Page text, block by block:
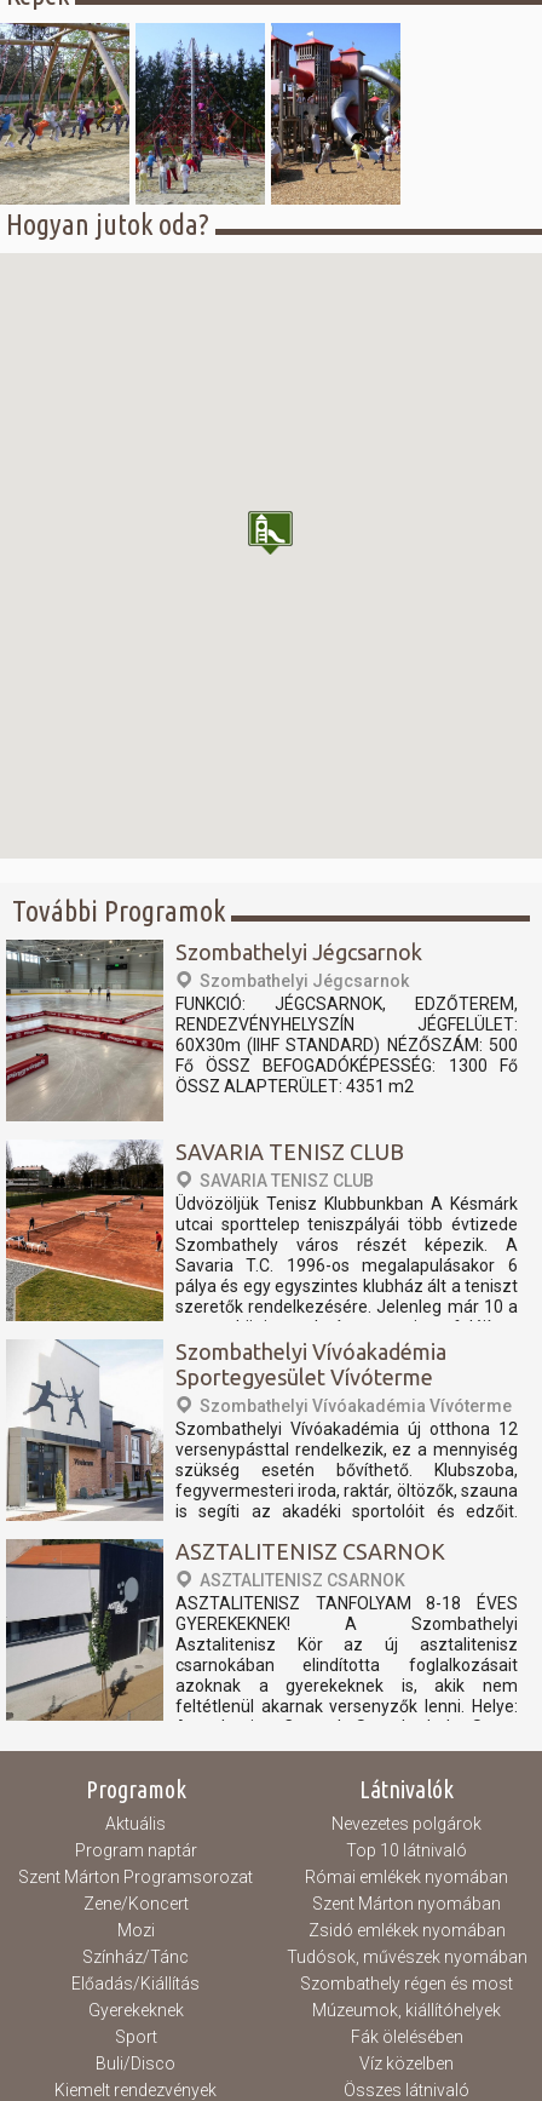
Hogyan jutok oda?
További Programok
Szombathelyi Jégcsarnok
Szombathelyi Jégcsarnok
FUNKCIÓ: JÉGCSARNOK, EDZŐTEREM,
RENDEZVÉNYHELYSZÍN JÉGFELÜLET:
60X30m (IIHF STANDARD) NÉZŐSZÁM: 500
Fő ÖSSZ BEFOGADÓKÉPESSÉG: 1300 Fő
ÖSSZ ALAPTERÜLET: 4351 m2
SAVARIA TENISZ CLUB
SAVARIA TENISZ CLUB
Üdvözöljük Tenisz Klubbunkban A Késmárk
utcai sporttelep teniszpályái több évtizede
Szombathely város részét képezik. A
Savaria T.C. 1996-os megalapulásakor 6
pálya és egy egyszintes klubház ált a teniszt
szeretők rendelkezésére. Jelenleg már 10 a
nemzetközi szabvány szerint felújított
teniszpályán és...
Szombathelyi Vívóakadémia
Sportegyesület Vívóterme
Szombathelyi Vívóakadémia Vívóterme
Szombathelyi Vívóakadémia új otthona 12
versenypásttal rendelkezik, ez a mennyiség
szükség esetén bővíthető. Klubszoba,
fegyvermesteri iroda, raktár, öltözők, szauna
is segíti az akadéki sportolóit és edzőit.
Zárva vasárnap Zárva hétfő...
ASZTALITENISZ CSARNOK
ASZTALITENISZ CSARNOK
ASZTALITENISZ TANFOLYAM 8-18 ÉVES
GYEREKEKNEK! A Szombathelyi
Asztalitenisz Kör az új asztalitenisz
csarnokában elindította foglalkozásait
azoknak a gyerekeknek is, akik nem
feltétlenül akarnak versenyzők lenni. Helye:
Asztaltenisz Csarnok Szombathely, Szent
László király utca 6. Ideje: Hétfő és
Programok
Aktuális
Program naptár
Szent Márton Programsorozat
Zene/Koncert
Mozi
Színház/Tánc
Előadás/Kiállítás
Gyerekeknek
Sport
Buli/Disco
Kiemelt rendezvények
Látnivalók
Nevezetes polgárok
Top 10 látnivaló
Római emlékek nyomában
Szent Márton nyomában
Zsidó emlékek nyomában
Tudósok, művészek nyomában
Szombathely régen és most
Múzeumok, kiállítóhelyek
Fák ölelésében
Víz közelben
Összes látnivaló